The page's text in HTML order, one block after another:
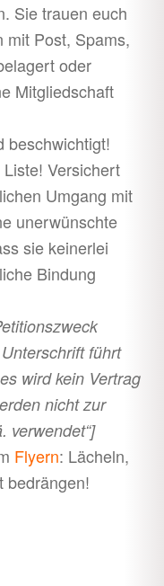
Sie trauen euch
mit Post, Spams,
oder
Mitgliedschaft
beschwichtigt!
Versichert
Umgang mit
unerwünschte
sie keinerlei
Bindung
führt
wird kein Vertrag
nicht zur
verwendet“]
Flyern: Lächeln,
bedrängen!